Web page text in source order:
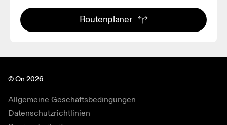
Routenplaner
© On 2026
Allgemeine Geschäftsbedingungen
Datenschutzrichtlinien